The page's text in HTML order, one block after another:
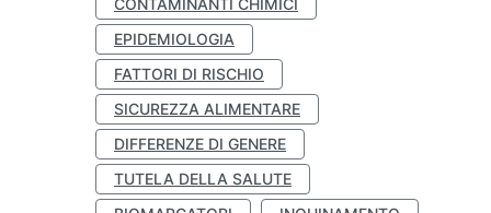
CONTAMINANTI CHIMICI
EPIDEMIOLOGIA
FATTORI DI RISCHIO
SICUREZZA ALIMENTARE
DIFFERENZE DI GENERE
TUTELA DELLA SALUTE